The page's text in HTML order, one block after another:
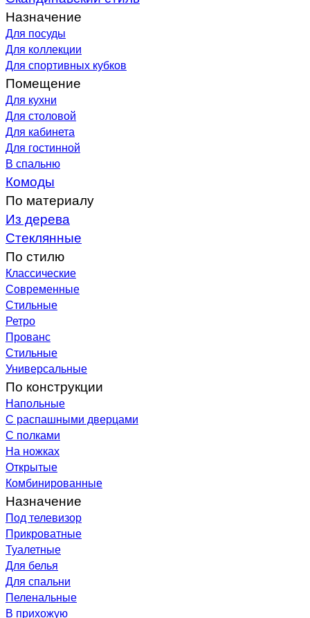
Назначение
Для посуды
Для коллекции
Для спортивных кубков
Помещение
Для кухни
Для столовой
Для кабинета
Для гостинной
В спальню
Комоды
По материалу
Из дерева
Стеклянные
По стилю
Классические
Современные
Стильные
Ретро
Прованс
Стильные
Универсальные
По конструкции
Напольные
С распашными дверцами
С полками
На ножках
Открытые
Комбинированные
Назначение
Под телевизор
Прикроватные
Туалетные
Для белья
Для спальни
Пеленальные
В прихожую